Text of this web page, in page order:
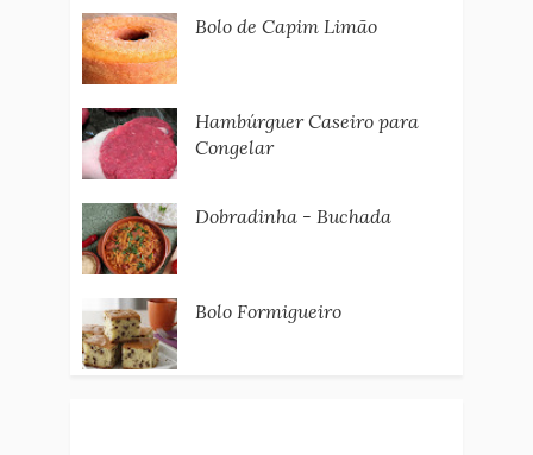
Bolo de Capim Limão
Hambúrguer Caseiro para
Congelar
Dobradinha - Buchada
Bolo Formigueiro